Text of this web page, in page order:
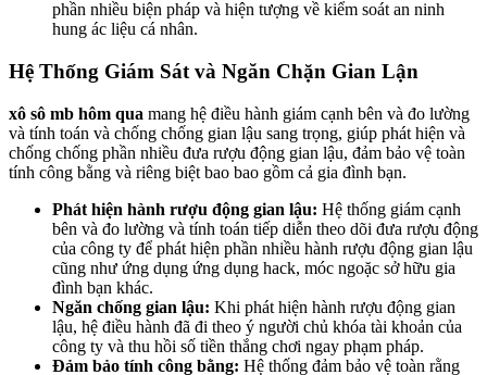
phần nhiều biện pháp và hiện tượng về kiểm soát an ninh
hung ác liệu cá nhân.
Hệ Thống Giám Sát và Ngăn Chặn Gian Lận
xô sô mb hôm qua mang hệ điều hành giám cạnh bên và đo lường
và tính toán và chống chống gian lậu sang trọng, giúp phát hiện và
chống chống phần nhiều đưa rượu động gian lậu, đảm bảo vệ toàn
tính công bằng và riêng biệt bao bao gồm cả gia đình bạn.
Phát hiện hành rượu động gian lậu: Hệ thống giám cạnh
bên và đo lường và tính toán tiếp diễn theo dõi đưa rượu động
của công ty để phát hiện phần nhiều hành rượu động gian lậu
cũng như ứng dụng ứng dụng hack, móc ngoặc sở hữu gia
đình bạn khác.
Ngăn chống gian lậu: Khi phát hiện hành rượu động gian
lậu, hệ điều hành đã đi theo ý người chủ khóa tài khoản của
công ty và thu hồi số tiền thắng chơi ngay phạm pháp.
Đảm bảo tính công bằng: Hệ thống đảm bảo vệ toàn rằng